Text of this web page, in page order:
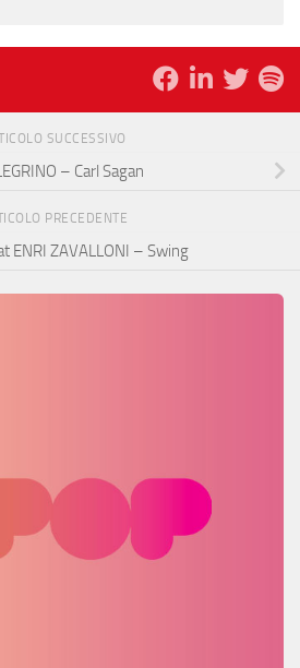
SUCCESSIVO
– Carl Sagan
PRECEDENTE
ENRI ZAVALLONI – Swing